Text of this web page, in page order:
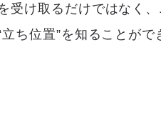
受け取るだけではなく、
ち位置”を知ることがで